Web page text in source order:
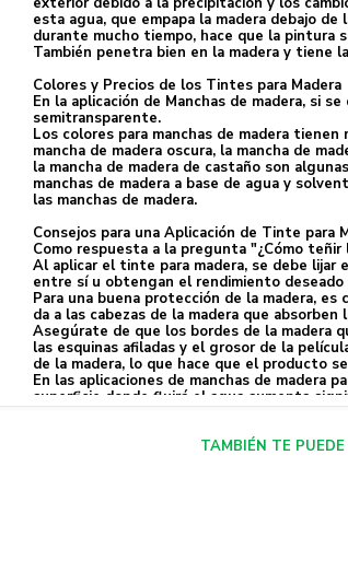
esta agua, que empapa la madera debajo
durante mucho tiempo, hace que la pintura
También penetra bien en la madera y tiene
Colores y Precios de los Tintes para Madera
En la aplicación de Manchas de madera, si
semitransparente.
Los colores para manchas de madera
mancha de madera oscura, la mancha de
la mancha de madera de castaño son
manchas de madera a base de agua y
las manchas de madera.
Consejos para una Aplicación de Tinte para
Como respuesta a la pregunta "¿Cómo
Al aplicar el tinte para madera, se debe lijar
entre sí u obtengan el rendimiento deseado
Para una buena protección de la madera,
da a las cabezas de la madera que absorben
Asegúrate de que los bordes de la madera
las esquinas afiladas y el grosor de la
de la madera, lo que hace que el producto
En las aplicaciones de manchas de madera
superficie donde fluirá el agua aumenta
TAMBIÉN TE